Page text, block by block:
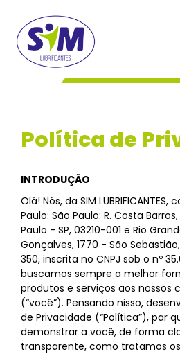
Política de
INTRODUÇÃO
Olá! Nós, da SIM
Paulo: São Paulo: R. Costa
Paulo - SP, 03210-001 e Rio
Gonçalves, 1770 - São
350, inscrita no CNPJ sob o nº
buscamos sempre a melhor
produtos e serviços aos nossos
(“você”). Pensando nisso,
de Privacidade (“Política”), par
demonstrar a você, de forma
transparente, como tratamos